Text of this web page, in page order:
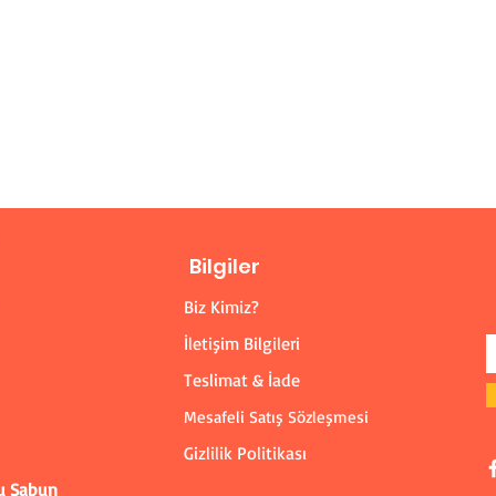
Sabun
Bilgiler
Biz Kimiz?
İletişim Bilgileri
Teslimat & İade
Mesafeli Satış Sözleşmesi
Gizlilik Politikası